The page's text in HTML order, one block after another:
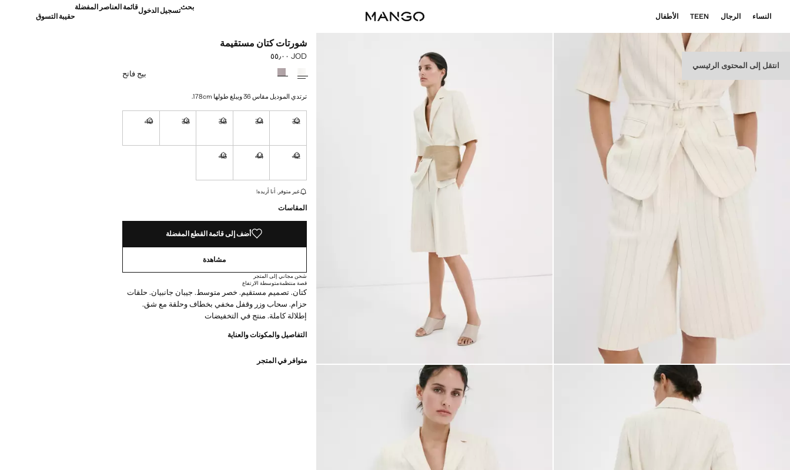
انتقل إلى المحتوى الرئيسي
النساء الرجال TEEN الأطفال
بحثتسجيل الدخولقائمة العناصر المفضلة
حقيبة التسوق
شورتات كتان مستقيمة
السعر الحالي [JOD ٥٥٫٠٠ ]
JOD ٥٥٫٠٠
حدد اللون
بيج فاتح
ترتدي الموديل مقاس 36 ويبلغ طولها 178cm.
32
34
36
38
40
42
44
46
القطع الأخيرة!
غير متوفر. أنا أريده!
المقاسات
أضف إلى قائمة القطع المفضلة
مشاهدة
شحن مجاني إلى المتجر
قصة منتظمةمتوسطة الارتفاع
كتان. تصميم مستقيم. خصر متوسط. جيبان جانبيان. حلقات
حزام. سحاب وزر وقفل مخفي بخطاف وحلقة مع شق.
إطلالة كاملة. منتج في التخفيضات
التفاصيل والمكونات والعناية
متوافر في المتجر